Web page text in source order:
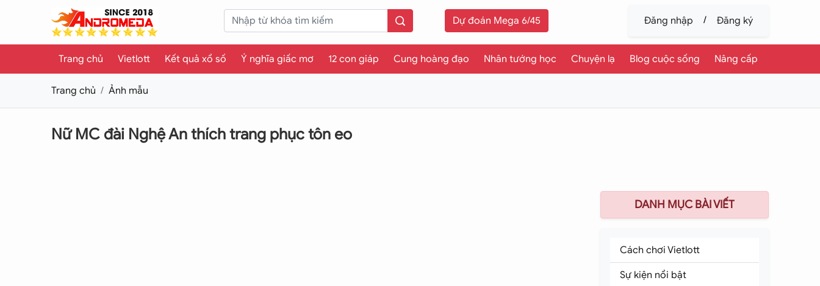
Dự đoán Mega 6/45 Đăng nhập / Đăng ký
Trang chủ Vietlott Kết quả xổ số Ý nghĩa giấc mơ 12 con giáp Cung hoàng đạo Nhân tướng học Chuyện lạ Blog cuộc sống Nâng cấp
Trang chủ Ảnh mẫu
Nữ MC đài Nghệ An thích trang phục tôn eo
DANH MỤC BÀI VIẾT
Cách chơi Vietlott
Sự kiện nổi bật